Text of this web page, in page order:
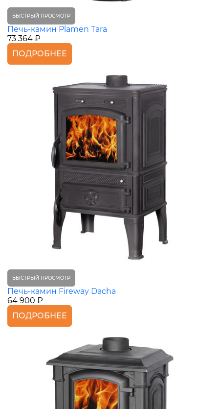
БЫСТРЫЙ ПРОСМОТР
Печь-камин Plamen Tara
73 364 ₽
ПОДРОБНЕЕ
БЫСТРЫЙ ПРОСМОТР
Печь-камин Fireway Dacha
64 900 ₽
ПОДРОБНЕЕ